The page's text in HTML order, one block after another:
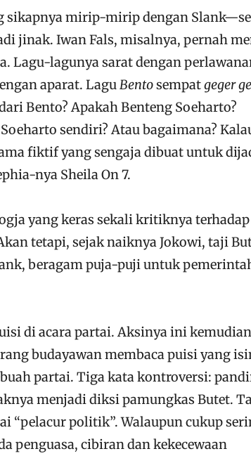
sikapnya mirip-mirip dengan
jinak. Iwan Fals, misalnya, pernah
Lagu-lagunya sarat dengan
aparat. LaguBentosempatgeger
Bento? Apakah Benteng Soeharto?
sendiri? Atau bagaimana?
fiktif yang sengaja dibuat untuk
nya Sheila On 7.
yang keras sekali kritiknya terhadap
tetapi, sejak naiknya Jokowi, taji
beragam puja-puji untuk
di acara partai. Aksinya ini kemudian
budayawan membaca puisi yang
partai. Tiga kata kontroversi:
menjadi diksi pamungkas Butet.
“pelacur politik”. Walaupun cukup
penguasa, cibiran dan kekecewaan